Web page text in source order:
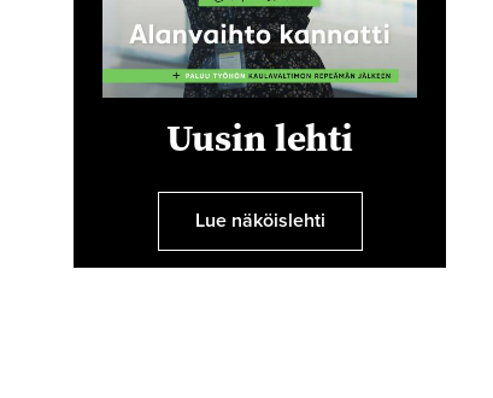
Uusin lehti
Lue näköislehti